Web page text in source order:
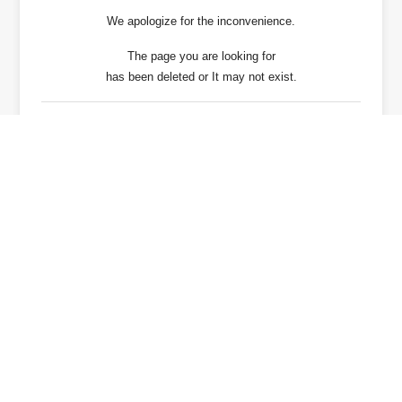
We apologize for the inconvenience.
The page you are looking for
has been deleted or It may not exist.